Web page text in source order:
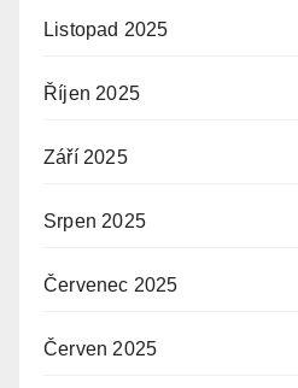
Listopad 2025
Říjen 2025
Září 2025
Srpen 2025
Červenec 2025
Červen 2025